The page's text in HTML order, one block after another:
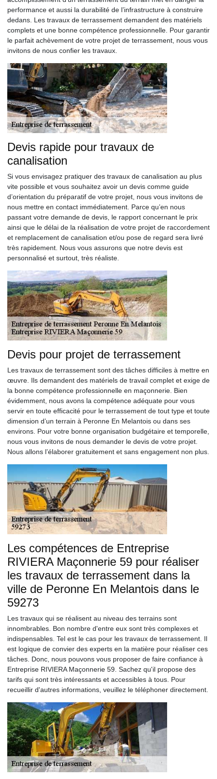
performance et aussi la durabilité de l’infrastructure à construire
dedans. Les travaux de terrassement demandent des matériels
complets et une bonne compétence professionnelle. Pour garantir
le parfait achèvement de votre projet de terrassement, nous vous
invitons de nous confier les travaux.
Devis rapide pour travaux de
canalisation
Si vous envisagez pratiquer des travaux de canalisation au plus
vite possible et vous souhaitez avoir un devis comme guide
d’orientation du préparatif de votre projet, nous vous invitons de
nous mettre en contact immédiatement. Parce qu’en nous
passant votre demande de devis, le rapport concernant le prix
ainsi que le délai de la réalisation de votre projet de raccordement
et remplacement de canalisation et/ou pose de regard sera livré
très rapidement. Nous vous assurons que notre devis est
personnalisé et surtout, très réaliste.
Devis pour projet de terrassement
Les travaux de terrassement sont des tâches difficiles à mettre en
œuvre. Ils demandent des matériels de travail complet et exige de
la bonne compétence professionnelle en maçonnerie. Bien
évidemment, nous avons la compétence adéquate pour vous
servir en toute efficacité pour le terrassement de tout type et toute
dimension d’un terrain à Peronne En Melantois ou dans ses
environs. Pour votre bonne organisation budgétaire et temporelle,
nous vous invitons de nous demander le devis de votre projet.
Nous allons l’élaborer gratuitement et sans engagement non plus.
Les compétences de Entreprise
RIVIERA Maçonnerie 59 pour réaliser
les travaux de terrassement dans la
ville de Peronne En Melantois dans le
59273
Les travaux qui se réalisent au niveau des terrains sont
innombrables. Bon nombre d'entre eux sont très complexes et
indispensables. Tel est le cas pour les travaux de terrassement. Il
est logique de convier des experts en la matière pour réaliser ces
tâches. Donc, nous pouvons vous proposer de faire confiance à
Entreprise RIVIERA Maçonnerie 59. Sachez qu'il propose des
tarifs qui sont très intéressants et accessibles à tous. Pour
recueillir d'autres informations, veuillez le téléphoner directement.